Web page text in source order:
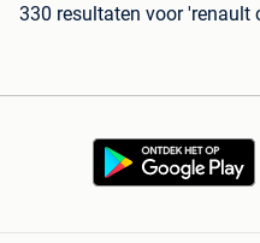
330 resultaten voor 'renault